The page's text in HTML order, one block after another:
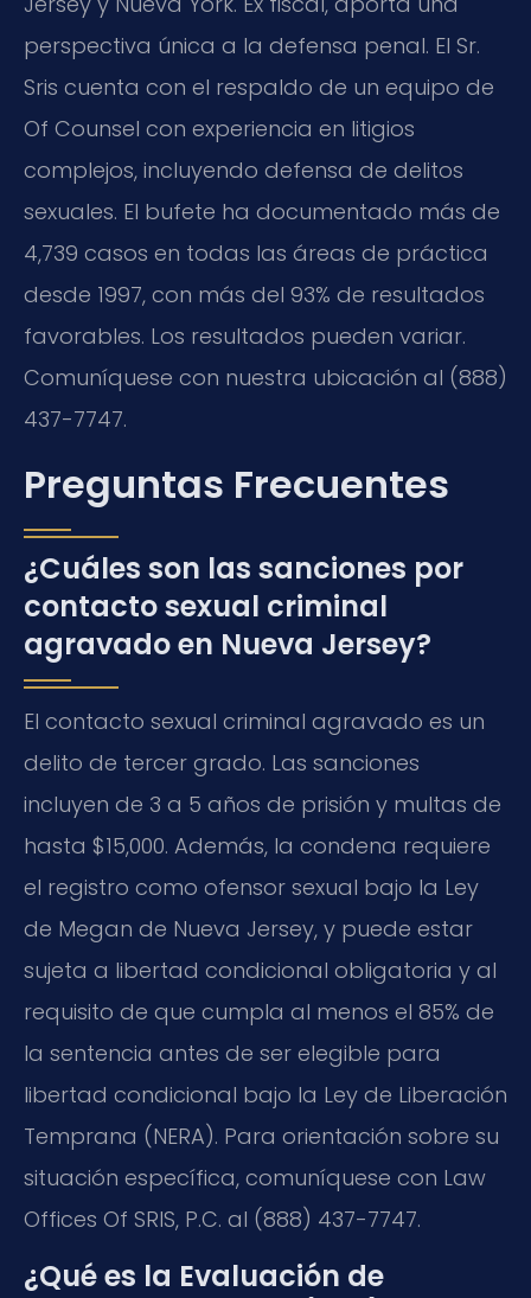
perspectiva única a la defensa penal. El Sr.
Sris cuenta con el respaldo de un equipo de
Of Counsel con experiencia en litigios
complejos, incluyendo defensa de delitos
sexuales. El bufete ha documentado más de
4,739 casos en todas las áreas de práctica
desde 1997, con más del 93% de resultados
favorables. Los resultados pueden variar.
Comuníquese con nuestra ubicación al (888)
437-7747.
Preguntas Frecuentes
¿Cuáles son las sanciones por
contacto sexual criminal
agravado en Nueva Jersey?
El contacto sexual criminal agravado es un
delito de tercer grado. Las sanciones
incluyen de 3 a 5 años de prisión y multas de
hasta $15,000. Además, la condena requiere
el registro como ofensor sexual bajo la Ley
de Megan de Nueva Jersey, y puede estar
sujeta a libertad condicional obligatoria y al
requisito de que cumpla al menos el 85% de
la sentencia antes de ser elegible para
libertad condicional bajo la Ley de Liberación
Temprana (NERA). Para orientación sobre su
situación específica, comuníquese con Law
Offices Of SRIS, P.C. al (888) 437-7747.
¿Qué es la Evaluación de